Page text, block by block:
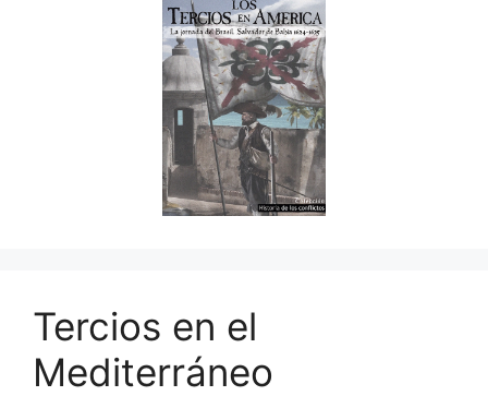
Tercios en el
Mediterráneo